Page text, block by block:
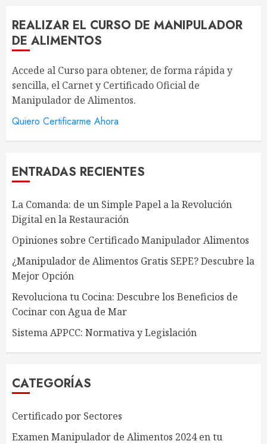
REALIZAR EL CURSO DE MANIPULADOR
DE ALIMENTOS
Accede al Curso para obtener, de forma rápida y
sencilla, el Carnet y Certificado Oficial de
Manipulador de Alimentos.
Quiero Certificarme Ahora
ENTRADAS RECIENTES
La Comanda: de un Simple Papel a la Revolución
Digital en la Restauración
Opiniones sobre Certificado Manipulador Alimentos
¿Manipulador de Alimentos Gratis SEPE? Descubre la
Mejor Opción
Revoluciona tu Cocina: Descubre los Beneficios de
Cocinar con Agua de Mar
Sistema APPCC: Normativa y Legislación
CATEGORÍAS
Certificado por Sectores
Examen Manipulador de Alimentos 2024 en tu